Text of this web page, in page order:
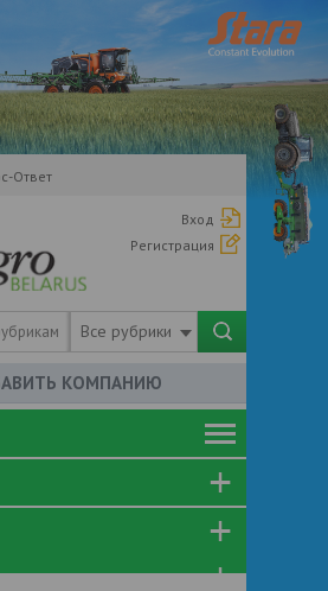
Ответ
Вход
Регистрация
Все рубрики
КОМПАНИЮ